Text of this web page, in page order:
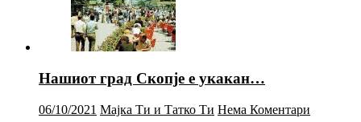
Нашиот град Скопје е укакан…
06/10/2021 Мајка Ти и Татко Ти Нема Коментари